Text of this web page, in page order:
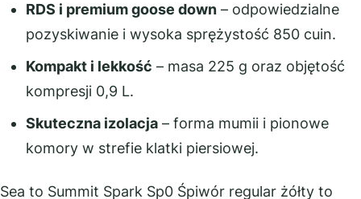
RDS i premium goose down– odpowiedzialne
pozyskiwanie i wysoka sprężystość 850 cuin.
Kompakt i lekkość – masa 225 g oraz objętość
kompresji 0,9 L.
Skuteczna izolacja– forma mumii i pionowe
komory w strefie klatki piersiowej.
Sea to Summit Spark Sp0 Śpiwór regular żółty to